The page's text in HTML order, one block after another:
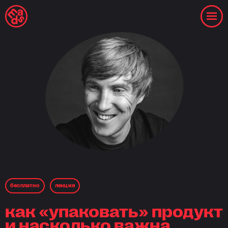
бесплaтнo лекция
как «упаковать» продукт
и насколько важна